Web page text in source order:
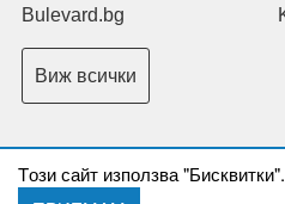
Tози сайт използва "Бисквитки".
Bulevard.bg
Виж всички